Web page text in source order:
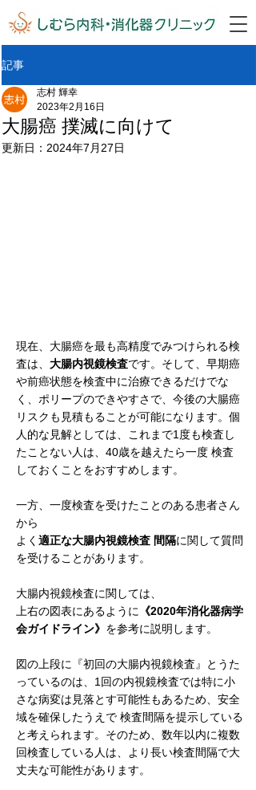
記事
大腸癌 撲滅に向けて
志村 輝幸
2023年2月16日
更新日： 2024年7月27日
現在、大腸癌を最も高精度でみつけられる検
査は、 大腸内視鏡検査です。そして、早期癌
や前癌状態を検査中に治療できるだけでな
く、ポリープのできやすさで、今後の大腸癌
リスクも見積もることが可能になります。個
人的な見解としては、これまで1度も検査し
たことない人は、40歳を越えたら一度 検査
しておくことをおすすめします。
一方、一度検査を受けたことのある患者さん
から
よく 適正な大腸内視鏡検査 間隔に関して質問
を受けることがあります。
大腸内視鏡検査に関しては、
上右の図表にあるように 《2020年消化器病学
会ガイドライン》 を参考に説明します。
図の上段に『初回の大腸内視鏡検査』とうた
っているのは、1回の内視鏡検査では特に小
さな病変は見落とす可能性もあるため、安全
域を確保したうえで 検査間隔を提示している
と考えられます。そのため、数年以内に複数
回検査している人は、より長い検査間隔で大
丈夫な可能性があります。